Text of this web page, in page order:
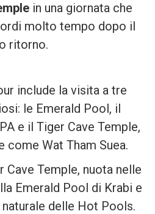
in una giornata che
molto tempo dopo il
ritorno.
include la visita a tre
le Emerald Pool, il
e il Tiger Cave Temple,
come Wat Tham Suea.
Cave Temple, nuota nelle
Emerald Pool di Krabi e
delle Hot Pools.